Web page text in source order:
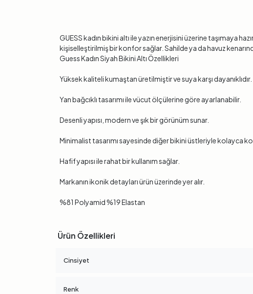
GUESS kadın bikini altı ile yazın enerjisini üzerine taşımaya
kişiselleştirilmiş bir konfor sağlar. Sahilde ya da havuz
Guess Kadın Siyah Bikini Altı Özellikleri
Yüksek kaliteli kumaştan üretilmiştir ve suya karşı dayanıklıdır.
Yan bağcıklı tasarımı ile vücut ölçülerine göre ayarlanabilir.
Desenli yapısı, modern ve şık bir görünüm sunar.
Minimalist tasarımı sayesinde diğer bikini üstleriyle kolayca
Hafif yapısı ile rahat bir kullanım sağlar.
Markanın ikonik detayları ürün üzerinde yer alır.
%81 Polyamid %19 Elastan
Ürün Özellikleri
Cinsiyet
Renk